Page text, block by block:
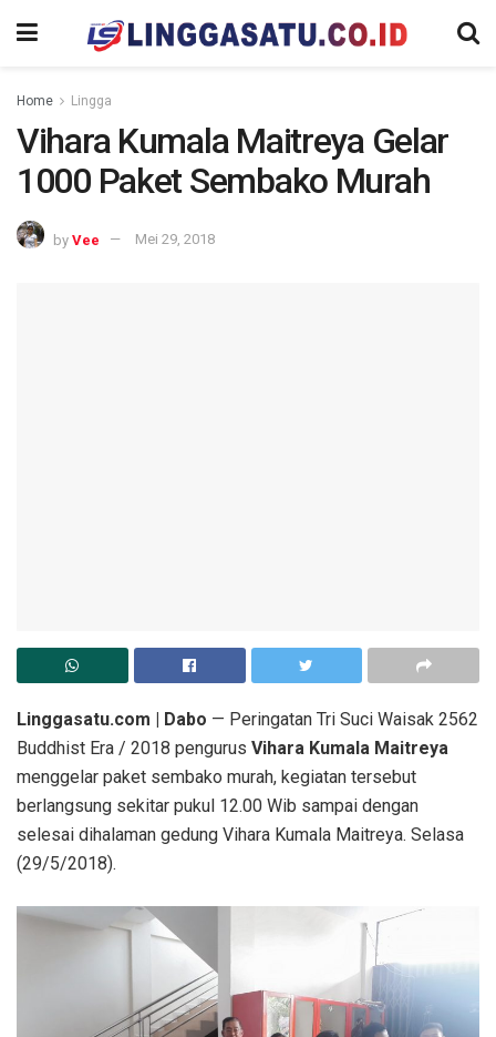
Home Lingga
Vihara Kumala Maitreya Gelar
1000 Paket Sembako Murah
by Vee Mei 29, 2018
Linggasatu.com | Dabo — Peringatan Tri Suci Waisak 2562
Buddhist Era / 2018 pengurus Vihara Kumala Maitreya
menggelar paket sembako murah, kegiatan tersebut
berlangsung sekitar pukul 12.00 Wib sampai dengan
selesai dihalaman gedung Vihara Kumala Maitreya. Selasa
(29/5/2018).